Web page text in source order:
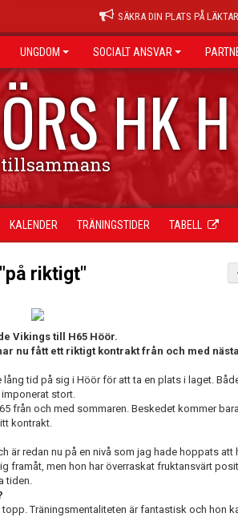
SÄKRA DIN PLATS PÅ
UNGDOM SOCIALT ANSVAR
HK
KALENDER TRÄNINGSTIDER TABELL
riktigt"
Vikings till H65 Höör.
nu fått ett riktigt kontrakt från och med
tid på sig i Höör för att ta en plats i laget.
stort.
från och med sommaren. Beskedet kommer
kontrakt.
är redan nu på en nivå som jag hade hoppats att
framåt, men hon har överraskat fruktansvärt
tiden.
Träningsmentaliteten är fantastisk och hon